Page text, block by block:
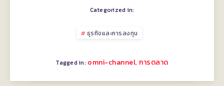
Categorized in:
ธุรกิจและการลงทุน
Tagged in: omni-channel,การตลาด